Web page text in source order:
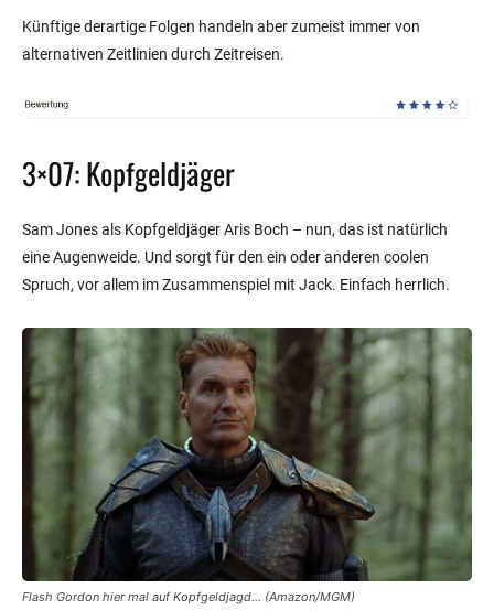
Künftige derartige Folgen handeln aber zumeist immer von
alternativen Zeitlinien durch Zeitreisen.
3×07: Kopfgeldjäger
Sam Jones als Kopfgeldjäger Aris Boch – nun, das ist natürlich
eine Augenweide. Und sorgt für den ein oder anderen coolen
Spruch, vor allem im Zusammenspiel mit Jack. Einfach herrlich.
Flash Gordon hier mal auf Kopfgeldjagd… (Amazon/MGM)